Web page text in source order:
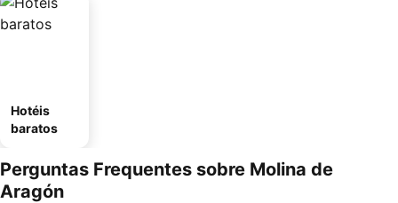
Hotéis
baratos
Perguntas Frequentes sobre Molina de
Aragón